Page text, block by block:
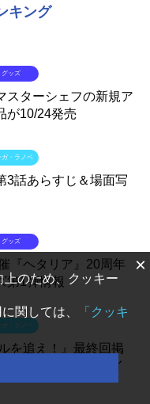
キング
スターシェフの新規ア
が10/24発売
グッズ
3話あらすじ＆場面写
ガ・ラノベ
『ヘタリア』20周年
第1弾情報
グッズ
を追え！』最終回掲
ふみお先生メールイ
・ラノベ
×
のため、クッキー
関しては、
「クッキ